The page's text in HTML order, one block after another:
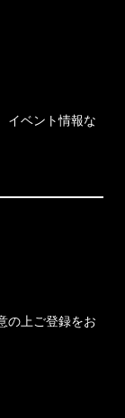
イベント情報な
の上ご登録をお